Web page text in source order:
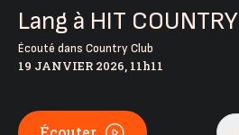
Lang à HIT COUNTRY
Écouté dans Country Club
19 JANVIER 2026, 11h11